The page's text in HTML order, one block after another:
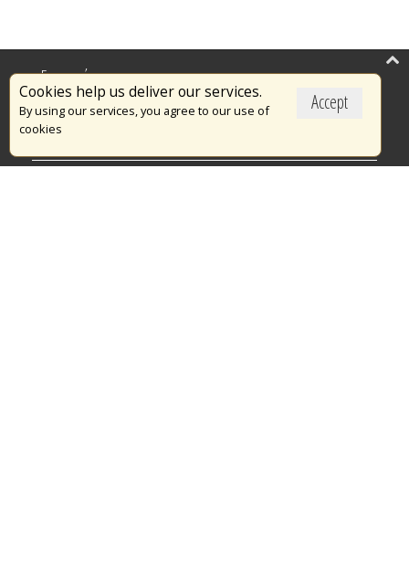
Accept
Cookies help us deliver our services.
By using our services, you agree to our use of
cookies
Επικαιρότητα
Το Πυροσβεστικό Σώμα